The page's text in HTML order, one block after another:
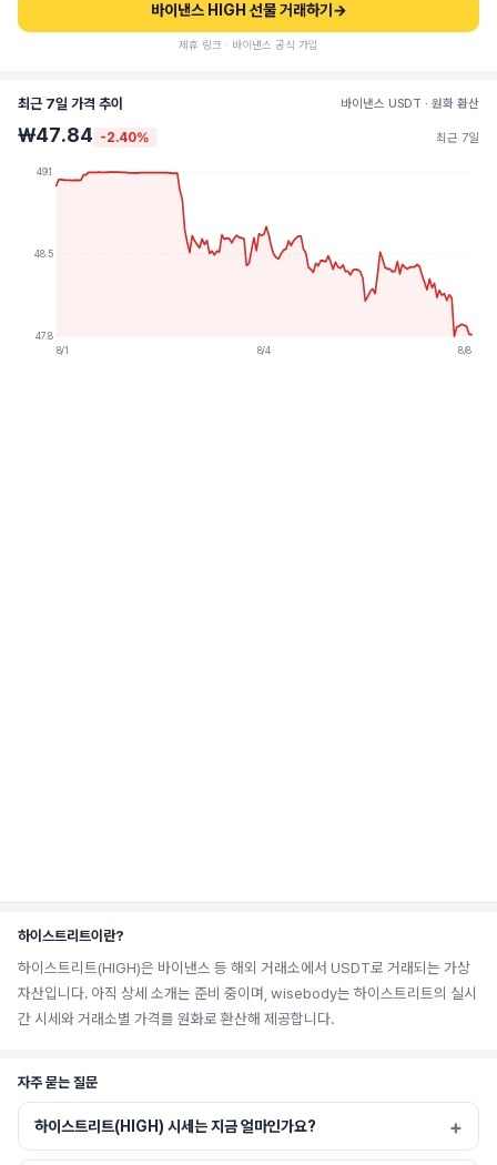
바이낸스 HIGH 선물 거래하기 →
제휴 링크 · 바이낸스 공식 가입
최근 7일 가격 추이 바이낸스 USDT · 원화 환산
₩47.84 -2.40% 최근 7일
49.1
48.5
47.8
8/1
8/4 8/8
하이스트리트이란?
하이스트리트(HIGH)은 바이낸스 등 해외 거래소에서 USDT로 거래되는 가상
자산입니다. 아직 상세 소개는 준비 중이며, wisebody는 하이스트리트의 실시
간 시세와 거래소별 가격를 원화로 환산해 제공합니다.
자주 묻는 질문
하이스트리트(HIGH) 시세는 지금 얼마인가요?